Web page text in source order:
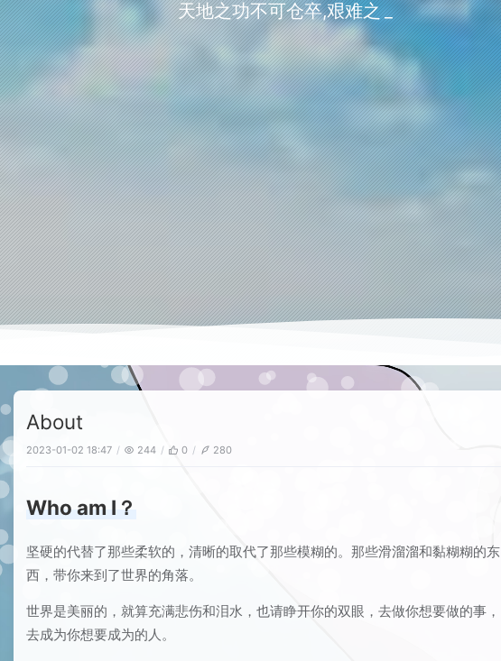
天地之功不可仓卒,艰难之业当
About
2023-01-02 18:47 244 0 280
Who am I？
坚硬的代替了那些柔软的，清晰的取代了那些模糊的。那些滑溜溜和黏糊糊的东
西，带你来到了世界的角落。
世界是美丽的，就算充满悲伤和泪水，也请睁开你的双眼，去做你想要做的事，
去成为你想要成为的人。